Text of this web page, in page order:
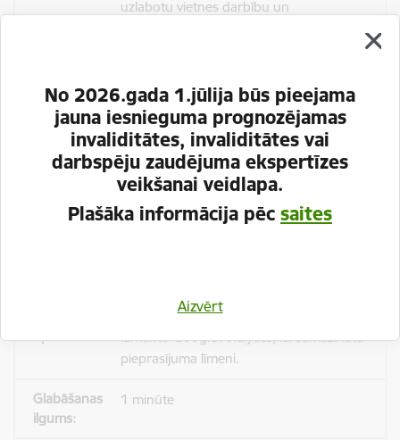
No 2026.gada 1.jūlija būs pieejama
jauna iesnieguma prognozējamas
invaliditātes, invaliditātes vai
darbspēju zaudējuma ekspertīzes
veikšanai veidlapa.
Plašāka informācija pēc saites
Aizvērt
uzlabotu vietnes darbību un
statistisko datu iegūšanai par to, kā
apmeklētājs izmanto vietni.
2 gadi
_gat
Izmanto Google Analytics, lai samazinātu
pieprasījuma līmeni.
1 minūte